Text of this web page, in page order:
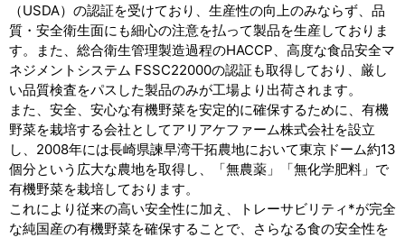
（USDA）の認証を受けており、生産性の向上のみならず、品
質・安全衛生面にも細心の注意を払って製品を生産しておりま
す。また、総合衛生管理製造過程のHACCP、高度な食品安全マ
ネジメントシステム FSSC22000の認証も取得しており、厳し
い品質検査をパスした製品のみが工場より出荷されます。
また、安全、安心な有機野菜を安定的に確保するために、有機
野菜を栽培する会社としてアリアケファーム株式会社を設立
し、2008年には長崎県諫早湾干拓農地において東京ドーム約13
個分という広大な農地を取得し、「無農薬」「無化学肥料」で
有機野菜を栽培しております。
これにより従来の高い安全性に加え、トレーサビリティ*が完全
な純国産の有機野菜を確保することで、さらなる食の安全性を